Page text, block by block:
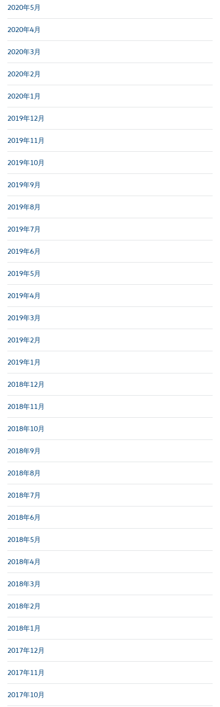
2020年5月
2020年4月
2020年3月
2020年2月
2020年1月
2019年12月
2019年11月
2019年10月
2019年9月
2019年8月
2019年7月
2019年6月
2019年5月
2019年4月
2019年3月
2019年2月
2019年1月
2018年12月
2018年11月
2018年10月
2018年9月
2018年8月
2018年7月
2018年6月
2018年5月
2018年4月
2018年3月
2018年2月
2018年1月
2017年12月
2017年11月
2017年10月